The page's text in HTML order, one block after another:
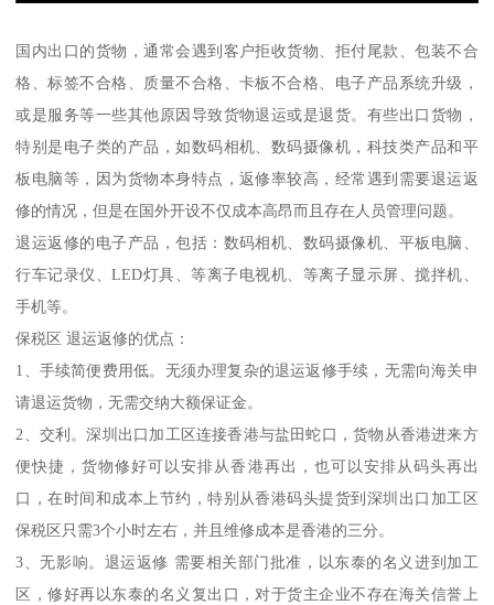
国内出口的货物，通常会遇到客户拒收货物、拒付尾款、包装不合
格、标签不合格、质量不合格、卡板不合格、电子产品系统升级，
或是服务等一些其他原因导致货物退运或是退货。有些出口货物，
特别是电子类的产品，如数码相机、数码摄像机，科技类产品和平
板电脑等，因为货物本身特点，返修率较高，经常遇到需要退运返
修的情况，但是在国外开设不仅成本高昂而且存在人员管理问题。
退运返修的电子产品，包括：数码相机、数码摄像机、平板电脑、
行车记录仪、LED灯具、等离子电视机、等离子显示屏、搅拌机、
手机等。
保税区 退运返修的优点：
1、手续简便费用低。无须办理复杂的退运返修手续，无需向海关申
请退运货物，无需交纳大额保证金。
2、交利。深圳出口加工区连接香港与盐田蛇口，货物从香港进来方
便快捷，货物修好可以安排从香港再出，也可以安排从码头再出
口，在时间和成本上节约，特别从香港码头提货到深圳出口加工区
保税区只需3个小时左右，并且维修成本是香港的三分。
3、无影响。退运返修 需要相关部门批准，以东泰的名义进到加工
区，修好再以东泰的名义复出口，对于货主企业不存在海关信誉上